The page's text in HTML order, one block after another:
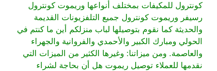
كونترول للمكيفات بمختلف أنواعها وريموت كونترول
رسيفر وريموت كونترول جميع التلفزيونات القديمة
والحديثة كما نقوم بتوصيلها لباب منزلكم أين ما كنتم في
الحولي ومبارك الكبير والأحمدي والفروانية والجهراء
والعاصمة. ومن ميزاتنا: وغيرها الكثير من الميزات التي
نقدمها للعملاء توصيل ريموت هل أن بحاجة لشراء